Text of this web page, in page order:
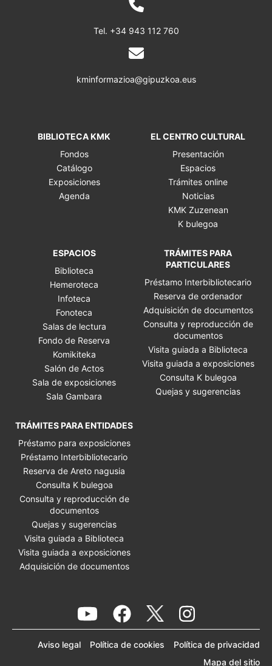
Tel. +34 943 112 760
kminformazioa@gipuzkoa.eus
BIBLIOTECA KMK
Fondos
Catálogo
Exposiciones
Agenda
EL CENTRO CULTURAL
Presentación
Espacios
Trámites online
Noticias
KMK Zuzenean
K bulegoa
ESPACIOS
Biblioteca
Hemeroteca
Infoteca
Fonoteca
Salas de lectura
Fondo de Reserva
Komikiteka
Salón de Actos
Sala de exposiciones
Sala Gambara
TRÁMITES PARA
PARTICULARES
Préstamo Interbibliotecario
Reserva de ordenador
Adquisición de documentos
Consulta y reproducción de
documentos
Visita guiada a Biblioteca
Visita guiada a exposiciones
Consulta K bulegoa
Quejas y sugerencias
TRÁMITES PARA ENTIDADES
Préstamo para exposiciones
Préstamo Interbibliotecario
Reserva de Areto nagusia
Consulta K bulegoa
Consulta y reproducción de
documentos
Quejas y sugerencias
Visita guiada a Biblioteca
Visita guiada a exposiciones
Adquisición de documentos
Youtube KMK
Facebook KMK
Twitter KMK
Aviso legal Política de cookies
Política de privacidad
Mapa del sitio